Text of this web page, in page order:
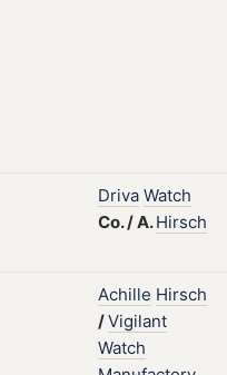
Driva Watch
Co./A.Hirsch
Achille Hirsch
/Vigilant
Watch